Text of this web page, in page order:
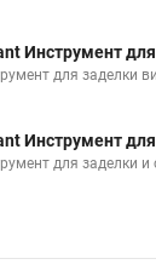
Инструмент
для заделки
Инструмент
для заделки и